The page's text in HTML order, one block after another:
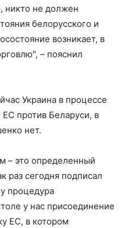
никто не должен
белорусского и
возникает, в
– пояснил
Украина в процессе
против Беларуси, в
нет.
– это определенный
раз сегодня подписал
процедура
у нас присоединение
ЕС, в котором